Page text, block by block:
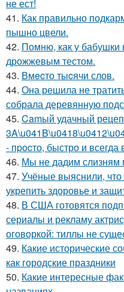
не ест!
41. Как правильно
пышно цвели.
42. Помню, как у бабушки
дрожжевым тестом.
43. Вмecто тыcячи слов.
44. Она решила не
собрала деревянную
45. Camый удачный
- пpocто, быстро и всегда
46. Мы не дадим слизням
47. Учёные выяснили,
укрепить здоровье и
48. В США готовятся
сериалы и рекламу
оговоркой: тиллы не
49. Какие исторические
как городские праздники
50. Какие интересные